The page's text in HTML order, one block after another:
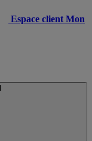
Espace client Mon